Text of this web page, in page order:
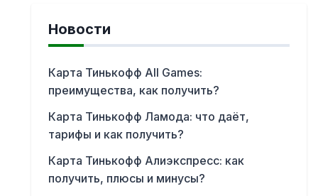
Новости
Карта Тинькофф All Games:
преимущества, как получить?
Карта Тинькофф Ламода: что даёт,
тарифы и как получить?
Карта Тинькофф Алиэкспресс: как
получить, плюсы и минусы?